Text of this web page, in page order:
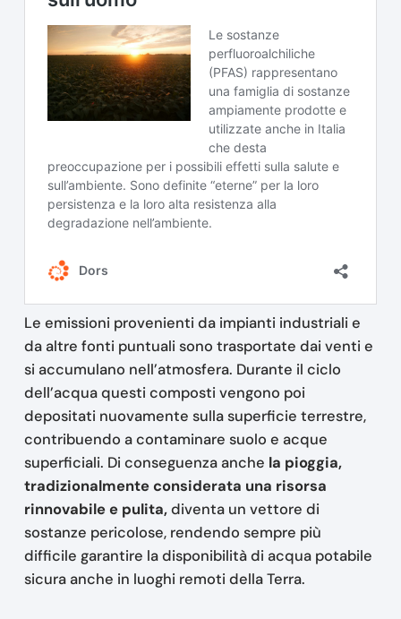
Le emissioni provenienti da impianti industriali e
da altre fonti puntuali sono trasportate dai venti e
si accumulano nell’atmosfera. Durante il ciclo
dell’acqua questi composti vengono poi
depositati nuovamente sulla superficie terrestre,
contribuendo a contaminare suolo e acque
superficiali. Di conseguenza anche la pioggia,
tradizionalmente considerata una risorsa
rinnovabile e pulita,diventa un vettore di
sostanze pericolose, rendendo sempre più
difficile garantire la disponibilità di acqua potabile
sicura anche in luoghi remoti della Terra.